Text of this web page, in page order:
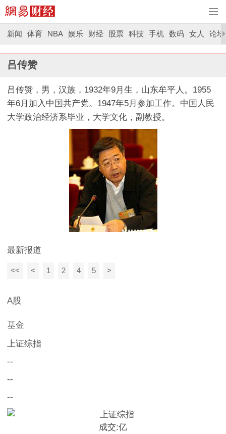
新闻 体育 NBA 娱乐 财经 股票 科技 手机 数码 女人 论坛
吕传赞
吕传赞，男，汉族，1932年9月生，山东牟平人。1955
年6月加入中国共产党。1947年5月参加工作。中国人民
大学政治经济系毕业，大学文化，副教授。
最新报道
<< < 1 2 4 5 >
A股
基金
上证综指
--
--
--
成交:亿